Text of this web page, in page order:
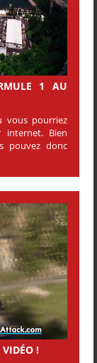
1 AU
vous pourriez
Bien
pouvez donc
VIDÉO !